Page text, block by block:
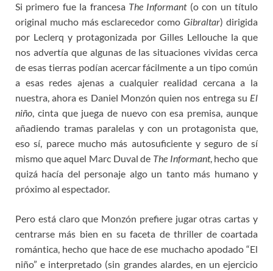
Si primero fue la francesaThe Informant(o con un título
original mucho más esclarecedor comoGibraltar) dirigida
por Leclerq y protagonizada por Gilles Lellouche la que
nos advertía que algunas de las situaciones vividas cerca
de esas tierras podían acercar fácilmente a un tipo común
a esas redes ajenas a cualquier realidad cercana a la
nuestra, ahora es Daniel Monzón quien nos entrega su El
niño, cinta que juega de nuevo con esa premisa, aunque
añadiendo tramas paralelas y con un protagonista que,
eso sí, parece mucho más autosuficiente y seguro de sí
mismo que aquel Marc Duval de The Informant, hecho que
quizá hacía del personaje algo un tanto más humano y
próximo al espectador.
Pero está claro que Monzón prefiere jugar otras cartas y
centrarse más bien en su faceta de thriller de coartada
romántica, hecho que hace de ese muchacho apodado “El
niño” e interpretado (sin grandes alardes, en un ejercicio